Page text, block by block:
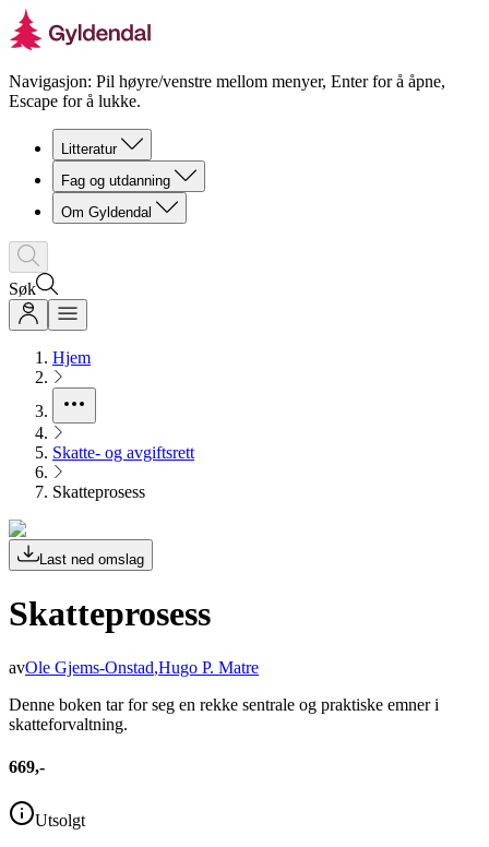
Navigasjon: Pil høyre/venstre mellom menyer, Enter for å åpne,
Escape for å lukke.
Litteratur
Fag og utdanning
Om Gyldendal
Søk
Hjem
Skatte- og avgiftsrett
Skatteprosess
Last ned omslag
Skatteprosess
avOle Gjems-Onstad,Hugo P. Matre
Denne boken tar for seg en rekke sentrale og praktiske emner i
skatteforvaltning.
669,-
Utsolgt